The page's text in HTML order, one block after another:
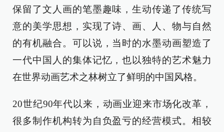
保留了文人画的笔墨趣味，生动传递了传统写
意的美学思想，实现了诗、画、人、物与自然
的有机融合。可以说，当时的水墨动画塑造了
一代中国人的集体记忆，也以独特的艺术魅力
在世界动画艺术之林树立了鲜明的中国风格。
20世纪90年代以来，动画业迎来市场化改革，
很多制作机构转为自负盈亏的经营模式。相较